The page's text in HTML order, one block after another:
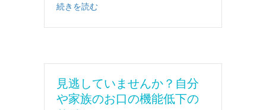
続きを読むabout 歯ぐきが下がったら要注意！大人に多
見逃していませんか？自分
や家族のお口の機能低下の